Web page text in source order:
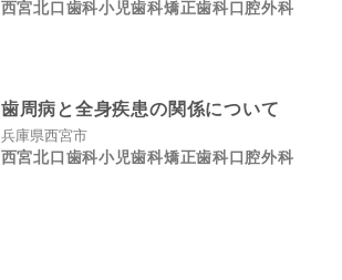
西宮北口歯科小児歯科矯正歯科口腔外科
歯周病と全身疾患の関係について
兵庫県西宮市
西宮北口歯科小児歯科矯正歯科口腔外科